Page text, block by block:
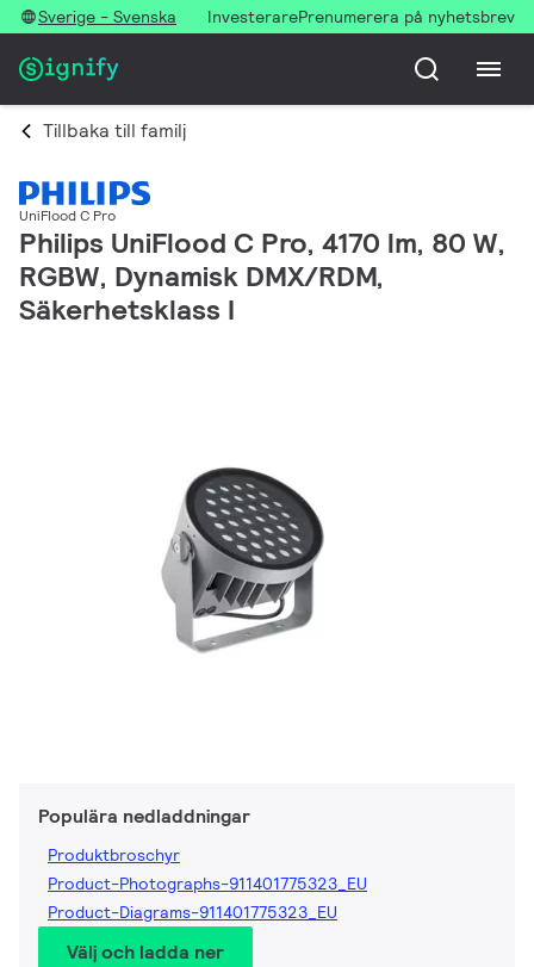
Sverige - Svenska InvesterarePrenumerera på nyhetsbrev
Tillbaka till familj
UniFlood C Pro
Philips UniFlood C Pro, 4170 lm, 80 W,
RGBW, Dynamisk DMX/RDM,
Säkerhetsklass I
Populära nedladdningar
Produktbroschyr
Product-Photographs-911401775323_EU
Product-Diagrams-911401775323_EU
Välj och ladda ner